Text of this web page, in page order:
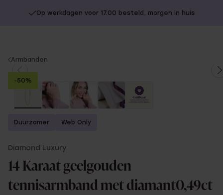
Op werkdagen voor 17.00 besteld, morgen in huis
You
are
here:
Armbanden
-50%
Duurzamer Web Only
Diamond Luxury
14 Karaat geelgouden
tennisarmband met diamant0,49ct